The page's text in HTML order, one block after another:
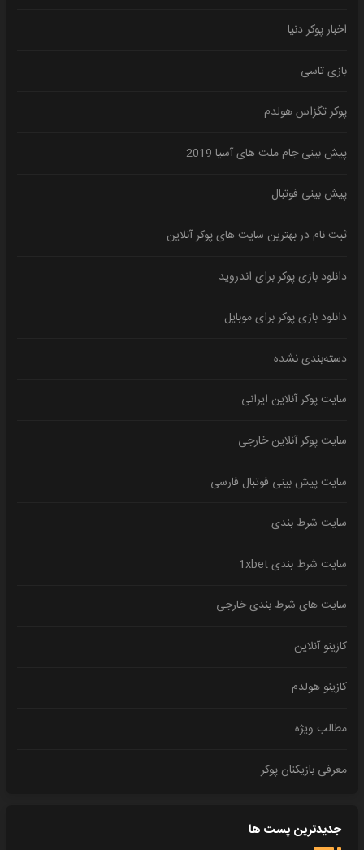
اخبار پوکر دنیا
بازی تاسی
پوکر تگزاس هولدم
پیش بینی جام ملت های آسیا 2019
پیش بینی فوتبال
ثبت نام در بهترین سایت های پوکر آنلاین
دانلود بازی پوکر برای اندروید
دانلود بازی پوکر برای موبایل
دسته‌بندی نشده
سایت پوکر آنلاین ایرانی
سایت پوکر آنلاین خارجی
سایت پیش بینی فوتبال فارسی
سایت شرط بندی
سایت شرط بندی 1xbet
سایت های شرط بندی خارجی
کازینو آنلاین
کازینو هولدم
مطالب ویژه
معرفی بازیکنان پوکر
جدیدترین پست ها